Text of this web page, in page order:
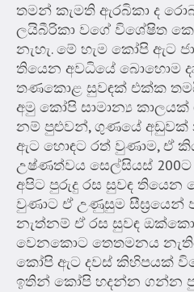
තමන් කැමති ඇරබිකා ද
ලයිබීරිකා වගේ විශේෂිත
නැහැ. මේ හැම කෝපි ඇට
තියෙන අවධියේ බොහොම
තණකොළ සුවඳක් එක්ක
අමු කෝපි සාමාන්‍ය
නම් පුළුවන්, ගුණයේ අඩුවක්
ඇට හොඳට රත් වුණාම, ඒ
උෂ්ණත්වය සෙල්සියස්
අපිට පුරුදු රස සුවඳ තියෙන
වුණාට ඒ උණුසුම
නැත්නම් ඒ රස සුවඳ
වෙනකොට තෙතමනය
කෝපි ඇට දවස් කිහිපයක්
ඉතින් කෝපි හදන්න ගන්න